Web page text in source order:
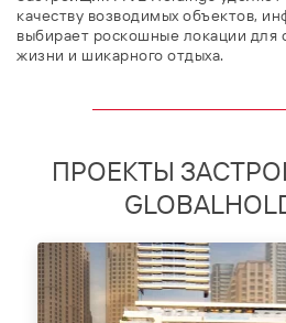
качеству возводимых объектов,
выбирает роскошные локации для
жизни и шикарного отдыха.
ПРОЕКТЫ